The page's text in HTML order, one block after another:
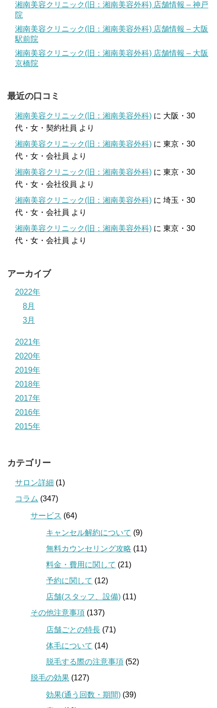
湘南美容クリニック(旧：湘南美容外科) 店舗情報 – 神戸
院
湘南美容クリニック(旧：湘南美容外科) 店舗情報 – 大阪
駅前院
湘南美容クリニック(旧：湘南美容外科) 店舗情報 – 大阪
京橋院
最近の口コミ
湘南美容クリニック(旧：湘南美容外科) に 大阪・30
代・女・契約社員 より
湘南美容クリニック(旧：湘南美容外科) に 東京・30
代・女・会社員 より
湘南美容クリニック(旧：湘南美容外科) に 東京・30
代・女・会社役員 より
湘南美容クリニック(旧：湘南美容外科) に 埼玉・30
代・女・会社員 より
湘南美容クリニック(旧：湘南美容外科) に 東京・30
代・女・会社員 より
アーカイブ
2022年
8月
3月
2021年
2020年
2019年
2018年
2017年
2016年
2015年
カテゴリー
サロン詳細 (1)
コラム (347)
サービス (64)
キャンセル解約について (9)
無料カウンセリング攻略 (11)
料金・費用に関して (21)
予約に関して (12)
店舗(スタッフ、設備) (11)
その他注意事項 (137)
店舗ごとの特長 (71)
体毛について (14)
脱毛する際の注意事項 (52)
脱毛の効果 (127)
効果(通う回数・期間) (39)